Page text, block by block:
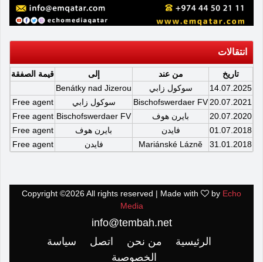
انتقالات
تاريخ من عند إلى
قيمة الصفقة
14.07.2025
سوكول زابي
Benátky nad Jizerou
20.07.2021
Bischofswerdaer FV سوكول زابي
Free agent
20.07.2020
بايرن هوف Bischofswerdaer FV
Free agent
01.07.2018
فايدن بايرن هوف
Free agent
31.01.2018
Mariánské Lázně فايدن Free agent
Copyright ©2026 All rights reserved | Made with by Echo
Media
info@tembah.net
الرئيسية
من نحن اتصل
سياسة
الخصوصية